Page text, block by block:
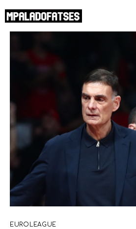
πλέι οφ – Δεν πέρασε
Παναθηναϊκός»
ΜΟΥΝΤΙΑΛ 2026
ΠΟΔΟΣΦΑΙΡΟ
ΜΠΑΣΚΕΤ
ΣΠΟΡ
ΣΥΝΕΝΤΕΥΞΕΙΣ
BEYOND SPORTS
EUROLEAGUE